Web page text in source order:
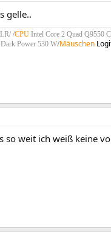
gelle..
/CPU Intel Core 2 Quad Q9550
Power 530 W/Mäuschen
so weit ich weiß keine